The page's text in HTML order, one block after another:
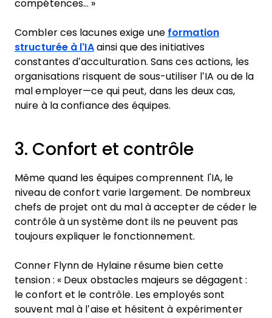
compétences… »
Combler ces lacunes exige une formation
structurée à l’IAainsi que des initiatives
constantes d’acculturation. Sans ces actions, les
organisations risquent de sous-utiliser l’IA ou de la
mal employer—ce qui peut, dans les deux cas,
nuire à la confiance des équipes.
3. Confort et contrôle
Même quand les équipes comprennent l'IA, le
niveau de confort varie largement. De nombreux
chefs de projet ont du mal à accepter de céder le
contrôle à un système dont ils ne peuvent pas
toujours expliquer le fonctionnement.
Conner Flynn de Hylaine résume bien cette
tension : « Deux obstacles majeurs se dégagent :
le confort et le contrôle. Les employés sont
souvent mal à l’aise et hésitent à expérimenter